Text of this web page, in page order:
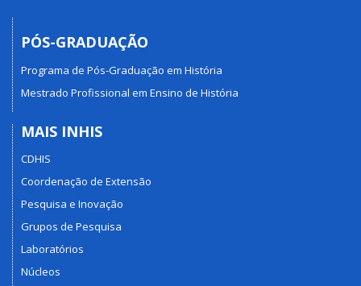
PÓS-GRADUAÇÃO
Programa de Pós-Graduação em História
Mestrado Profissional em Ensino de História
MAIS INHIS
CDHIS
Coordenação de Extensão
Pesquisa e Inovação
Grupos de Pesquisa
Laboratórios
Núcleos